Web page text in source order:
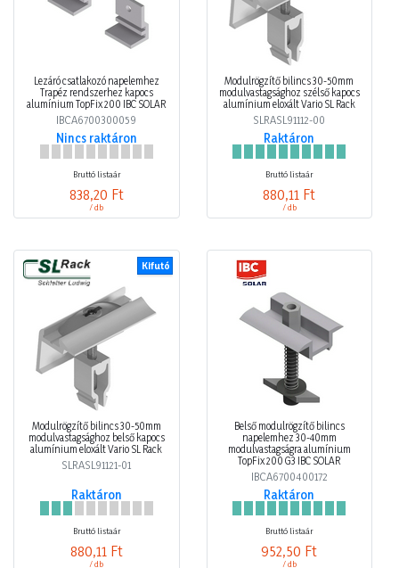
Lezáró csatlakozó napelemhez
Trapéz rendszerhez kapocs
alumínium TopFix 200 IBC SOLAR
IBCA6700300059
Nincs raktáron
Bruttó listaár
838,20 Ft
/ db
Modulrögzítő bilincs 30-50mm
modulvastagsághoz szélső kapocs
alumínium eloxált Vario SL Rack
SLRASL91112-00
Raktáron
Bruttó listaár
880,11 Ft
/ db
Kifutó
Modulrögzítő bilincs 30-50mm
modulvastagsághoz belső kapocs
alumínium eloxált Vario SL Rack
SLRASL91121-01
Raktáron
Bruttó listaár
880,11 Ft
/ db
Belső modulrögzítő bilincs
napelemhez 30-40mm
modulvastagságra alumínium
TopFix 200 G3 IBC SOLAR
IBCA6700400172
Raktáron
Bruttó listaár
952,50 Ft
/ db